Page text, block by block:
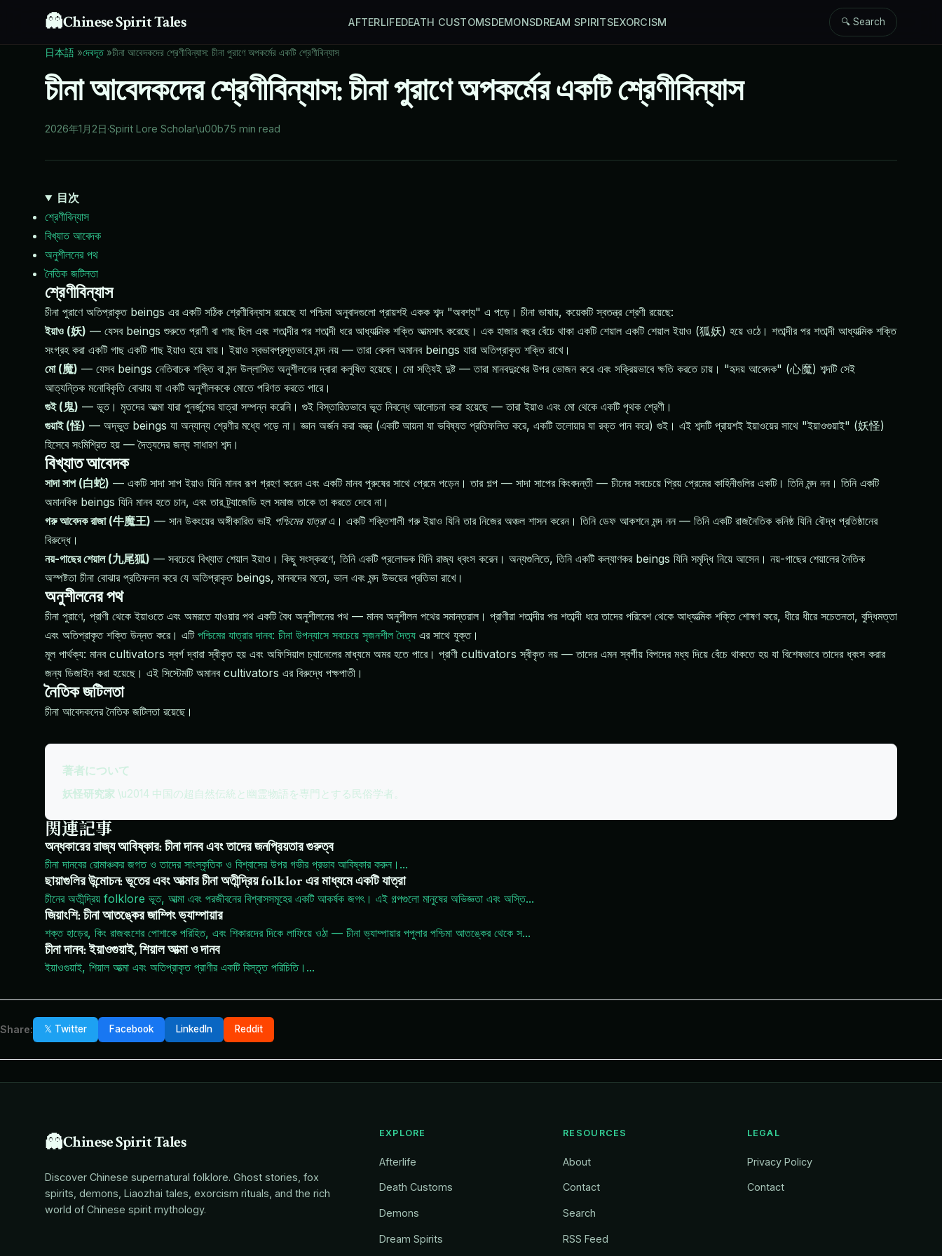
👻Chinese Spirit Tales AFTERLIFEDEATH CUSTOMSDEMONSDREAM SPIRITSEXORCISM 🔍 Search
日本語 »দেবদূত»চীনা আবেদকদের শ্রেণীবিন্যাস: চীনা পুরাণে অপকর্মের একটি শ্রেণীবিন্যাস
চীনা আবেদকদের শ্রেণীবিন্যাস: চীনা পুরাণে অপকর্মের একটি শ্রেণীবিন্যাস
2026年1月2日·Spirit Lore Scholar\u00b75 min read
目次
শ্রেণীবিন্যাস
বিখ্যাত আবেদক
অনুশীলনের পথ
নৈতিক জটিলতা
শ্রেণীবিন্যাস
চীনা পুরাণে অতিপ্রাকৃত beings এর একটি সঠিক শ্রেণীবিন্যাস রয়েছে যা পশ্চিমা অনুবাদগুলো প্রায়শই একক শব্দ "অবশ্য" এ পড়ে। চীনা ভাষায়, কয়েকটি স্বতন্ত্র শ্রেণী রয়েছে:
ইয়াও (妖) — যেসব beings শুরুতে প্রাণী বা গাছ ছিল এবং শতাব্দীর পর শতাব্দী ধরে আধ্যাত্মিক শক্তি আত্মসাৎ করেছে। এক হাজার বছর বেঁচে থাকা একটি শেয়াল একটি শেয়াল ইয়াও (狐妖) হয়ে ওঠে। শতাব্দীর পর শতাব্দী আধ্যাত্মিক শক্তি
সংগ্রহ করা একটি গাছ একটি গাছ ইয়াও হয়ে যায়। ইয়াও স্বভাবপ্রসূতভাবে মন্দ নয় — তারা কেবল অমানব beings যারা অতিপ্রাকৃত শক্তি রাখে।
মো (魔) — যেসব beings নেতিবাচক শক্তি বা মন্দ উল্লাসিত অনুশীলনের দ্বারা কলুষিত হয়েছে। মো সত্যিই দুষ্ট — তারা মানবদুঃখের উপর ভোজন করে এবং সক্রিয়ভাবে ক্ষতি করতে চায়। "হৃদয় আবেদক" (心魔) শব্দটি সেই
আত্যন্তিক মনোবিকৃতি বোঝায় যা একটি অনুশীলককে মোতে পরিণত করতে পারে।
গুই (鬼) — ভূত। মৃতদের আত্মা যারা পুনর্জন্মের যাত্রা সম্পন্ন করেনি। গুই বিস্তারিতভাবে ভূত নিবন্ধে আলোচনা করা হয়েছে — তারা ইয়াও এবং মো থেকে একটি পৃথক শ্রেণী।
গুয়াই (怪) — অদ্ভুত beings যা অন্যান্য শ্রেণীর মধ্যে পড়ে না। জ্ঞান অর্জন করা বস্ত্র (একটি আয়না যা ভবিষ্যত প্রতিফলিত করে, একটি তলোয়ার যা রক্ত পান করে) গুই। এই শব্দটি প্রায়শই ইয়াওয়ের সাথে "ইয়াওগুয়াই" (妖怪)
হিসেবে সংমিশ্রিত হয় — দৈত্যদের জন্য সাধারণ শব্দ।
বিখ্যাত আবেদক
সাদা সাপ (白蛇) — একটি সাদা সাপ ইয়াও যিনি মানব রূপ গ্রহণ করেন এবং একটি মানব পুরুষের সাথে প্রেমে পড়েন। তার গল্প — সাদা সাপের কিংবদন্তী — চীনের সবচেয়ে প্রিয় প্রেমের কাহিনীগুলির একটি। তিনি মন্দ নন। তিনি একটি
অমানবিক beings যিনি মানব হতে চান, এবং তার ট্র্যাজেডি হল সমাজ তাকে তা করতে দেবে না।
গরু আবেদক রাজা (牛魔王) — সান উকংয়ের অঙ্গীকারিত ভাই পশ্চিমের যাত্রাএ। একটি শক্তিশালী গরু ইয়াও যিনি তার নিজের অঞ্চল শাসন করেন। তিনি ডেফ আকশনে মন্দ নন — তিনি একটি রাজনৈতিক কনিষ্ঠ যিনি বৌদ্ধ প্রতিষ্ঠানের
বিরুদ্ধে।
নয়-গাছের শেয়াল (九尾狐) — সবচেয়ে বিখ্যাত শেয়াল ইয়াও। কিছু সংস্করণে, তিনি একটি প্রলোভক যিনি রাজ্য ধ্বংস করেন। অন্যগুলিতে, তিনি একটি কল্যাণকর beings যিনি সমৃদ্ধি নিয়ে আসেন। নয়-গাছের শেয়ালের নৈতিক
অস্পষ্টতা চীনা বোঝার প্রতিফলন করে যে অতিপ্রাকৃত beings, মানবদের মতো, ভাল এবং মন্দ উভয়ের প্রতিভা রাখে।
অনুশীলনের পথ
চীনা পুরাণে, প্রাণী থেকে ইয়াওতে এবং অমরতে যাওয়ার পথ একটি বৈধ অনুশীলনের পথ — মানব অনুশীলন পথের সমান্তরাল। প্রাণীরা শতাব্দীর পর শতাব্দী ধরে তাদের পরিবেশ থেকে আধ্যাত্মিক শক্তি শোষণ করে, ধীরে ধীরে সচেতনতা, বুদ্ধিমত্তা
এবং অতিপ্রাকৃত শক্তি উন্নত করে। এটি পশ্চিমের যাত্রার দানব: চীনা উপন্যাসে সবচেয়ে সৃজনশীল দৈত্য এর সাথে যুক্ত।
মূল পার্থক্য: মানব cultivators স্বর্গ দ্বারা স্বীকৃত হয় এবং অফিসিয়াল চ্যানেলের মাধ্যমে অমর হতে পারে। প্রাণী cultivators স্বীকৃত নয় — তাদের এমন স্বর্গীয় বিপদের মধ্য দিয়ে বেঁচে থাকতে হয় যা বিশেষভাবে তাদের ধ্বংস করার
জন্য ডিজাইন করা হয়েছে। এই সিস্টেমটি অমানব cultivators এর বিরুদ্ধে পক্ষপাতী।
নৈতিক জটিলতা
চীনা আবেদকদের নৈতিক জটিলতা রয়েছে।
著者について
妖怪研究家 \u2014 中国の超自然伝統と幽霊物語を専門とする民俗学者。
関連記事
অন্ধকারের রাজ্য আবিষ্কার: চীনা দানব এবং তাদের জনপ্রিয়তার গুরুত্ব
চীনা দানবের রোমাঞ্চকর জগত ও তাদের সাংস্কৃতিক ও বিশ্বাসের উপর গভীর প্রভাব আবিষ্কার করুন। ...
ছায়াগুলির উন্মোচন: ভূতের এবং আত্মার চীনা অতীন্দ্রিয় folklor এর মাধ্যমে একটি যাত্রা
চীনের অতীন্দ্রিয় folklore ভূত, আত্মা এবং পরজীবনের বিশ্বাসসমূহের একটি আকর্ষক জগৎ। এই গল্পগুলো মানুষের অভিজ্ঞতা এবং অস্তি...
জিয়াংশি: চীনা আতঙ্কের জাম্পিং ভ্যাম্পায়ার
শক্ত হাড়ের, কিং রাজবংশের পোশাকে পরিহিত, এবং শিকারদের দিকে লাফিয়ে ওঠা — চীনা ভ্যাম্পায়ার পপুলার পশ্চিমা আতঙ্কের থেকে স...
চীনা দানব: ইয়াওগুয়াই, শিয়াল আত্মা ও দানব
ইয়াওগুয়াই, শিয়াল আত্মা এবং অতিপ্রাকৃত প্রাণীর একটি বিস্তৃত পরিচিতি। ...
Share: 𝕏 Twitter Facebook LinkedIn Reddit
👻Chinese Spirit Tales
Discover Chinese supernatural folklore. Ghost stories, fox
spirits, demons, Liaozhai tales, exorcism rituals, and the rich
world of Chinese spirit mythology.
EXPLORE
Afterlife
Death Customs
Demons
Dream Spirits
RESOURCES
About
Contact
Search
RSS Feed
LEGAL
Privacy Policy
Contact